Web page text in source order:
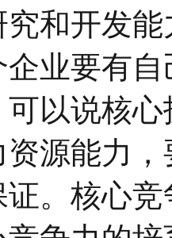
和开发
业要有
以说核
源能力
。核心